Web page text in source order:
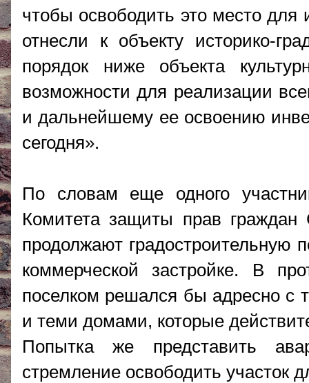
чтобы освободить это место для
отнесли к объекту историко-
порядок ниже объекта
возможности для реализации
и дальнейшему ее освоению
сегодня».
По словам еще одного
Комитета защиты прав граждан
продолжают градостроительную
коммерческой застройке. В
поселком решался бы адресно с
и теми домами, которые
Попытка же представить
стремление освободить участок